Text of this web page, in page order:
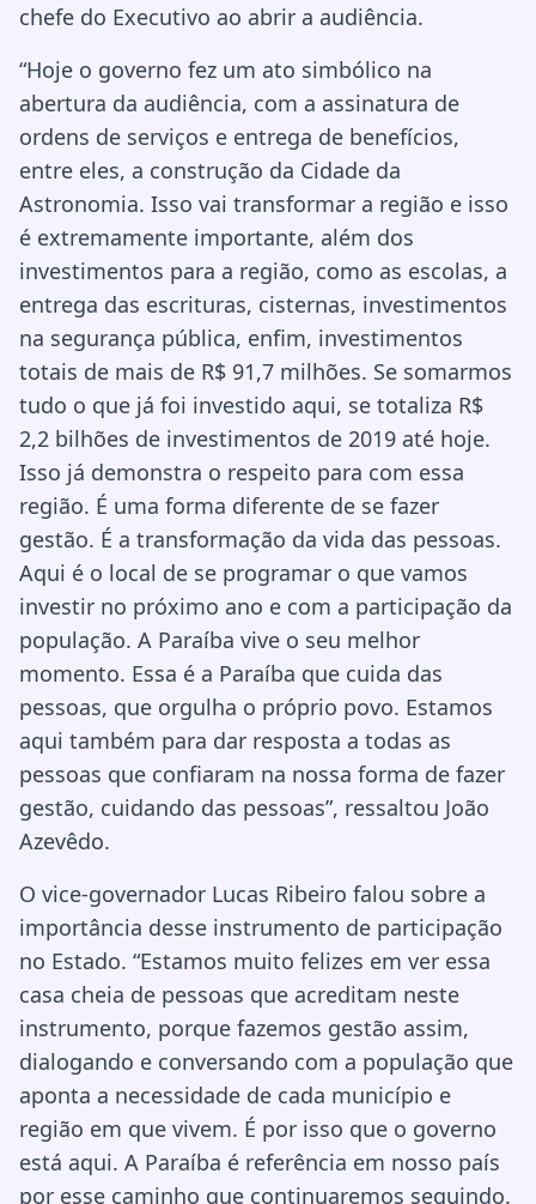
chefe do Executivo ao abrir a audiência.
“Hoje o governo fez um ato simbólico na
abertura da audiência, com a assinatura de
ordens de serviços e entrega de benefícios,
entre eles, a construção da Cidade da
Astronomia. Isso vai transformar a região e isso
é extremamente importante, além dos
investimentos para a região, como as escolas, a
entrega das escrituras, cisternas, investimentos
na segurança pública, enfim, investimentos
totais de mais de R$ 91,7 milhões. Se somarmos
tudo o que já foi investido aqui, se totaliza R$
2,2 bilhões de investimentos de 2019 até hoje.
Isso já demonstra o respeito para com essa
região. É uma forma diferente de se fazer
gestão. É a transformação da vida das pessoas.
Aqui é o local de se programar o que vamos
investir no próximo ano e com a participação da
população. A Paraíba vive o seu melhor
momento. Essa é a Paraíba que cuida das
pessoas, que orgulha o próprio povo. Estamos
aqui também para dar resposta a todas as
pessoas que confiaram na nossa forma de fazer
gestão, cuidando das pessoas”, ressaltou João
Azevêdo.
O vice-governador Lucas Ribeiro falou sobre a
importância desse instrumento de participação
no Estado. “Estamos muito felizes em ver essa
casa cheia de pessoas que acreditam neste
instrumento, porque fazemos gestão assim,
dialogando e conversando com a população que
aponta a necessidade de cada município e
região em que vivem. É por isso que o governo
está aqui. A Paraíba é referência em nosso país
por esse caminho que continuaremos seguindo.